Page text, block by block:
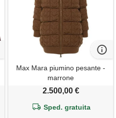
Max Mara piumino pesante -
marrone
2.500,00 €
Sped. gratuita